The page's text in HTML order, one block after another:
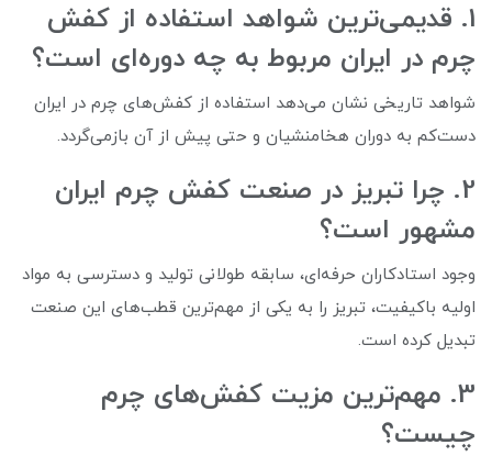
1. قدیمی‌ترین شواهد استفاده از کفش
چرم در ایران مربوط به چه دوره‌ای است؟
شواهد تاریخی نشان می‌دهد استفاده از کفش‌های چرم در ایران
دست‌کم به دوران هخامنشیان و حتی پیش از آن بازمی‌گردد.
2. چرا تبریز در صنعت کفش چرم ایران
مشهور است؟
وجود استادکاران حرفه‌ای، سابقه طولانی تولید و دسترسی به مواد
اولیه باکیفیت، تبریز را به یکی از مهم‌ترین قطب‌های این صنعت
تبدیل کرده است.
3. مهم‌ترین مزیت کفش‌های چرم
چیست؟